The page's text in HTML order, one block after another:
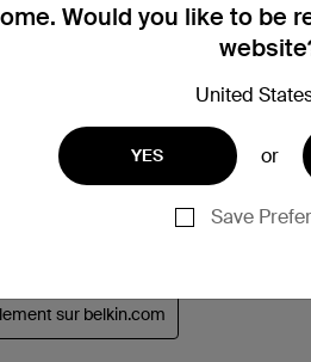
Would you like to be
United
YES or
Save